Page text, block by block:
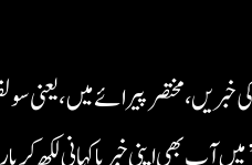
مختصر پیرائے میں، یعنی